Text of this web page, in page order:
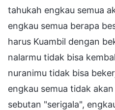
tahukah engkau semua
engkau semua berapa
harus Kuambil dengan
nalarmu tidak bisa
nuranimu tidak bisa
engkau semua tidak
sebutan "serigala",